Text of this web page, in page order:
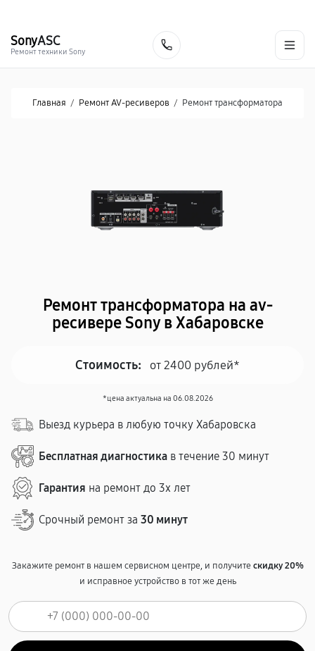
SonyASC
Ремонт техники Sony
Главная / Ремонт AV-ресиверов / Ремонт трансформатора
Ремонт трансформатора на av-
ресивере Sony в Хабаровске
Стоимость: от 2400 рублей*
*цена актуальна на 06.08.2026
Выезд курьера в любую точку Хабаровска
Бесплатная диагностика в течение 30 минут
Гарантия на ремонт до 3х лет
Срочный ремонт за 30 минут
Закажите ремонт в нашем сервисном центре, и получитескидку 20%
и исправное устройство в тот же день